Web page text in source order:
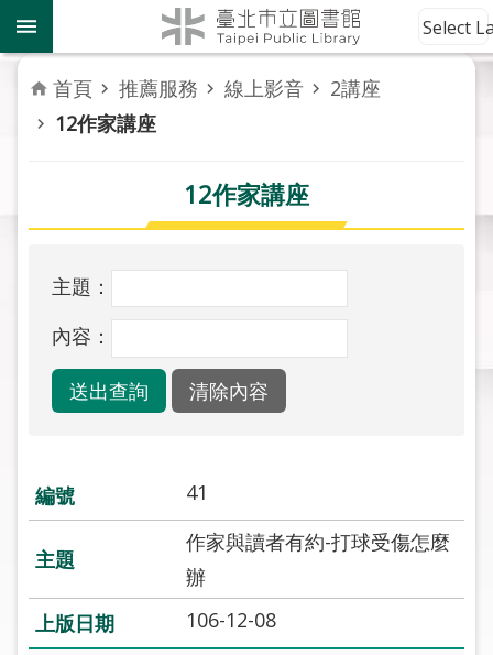
跳到主要內容區塊
到
館
資
訊
務
活
報
導
圖
線
申
請
Select
首頁 推薦服務 線上影音
2講座
12作家講座
12作家講座
主題：
內容：
41
作家與讀者有約-打球受傷怎麼
辦
106-12-08